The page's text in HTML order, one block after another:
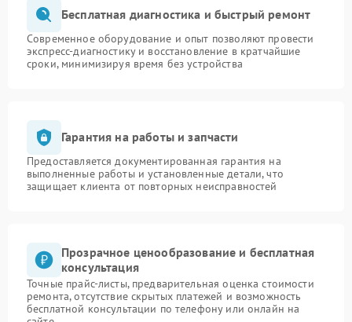
Бесплатная диагностика и быстрый ремонт
Современное оборудование и опыт позволяют провести
экспресс-диагностику и восстановление в кратчайшие
сроки, минимизируя время без устройства
Гарантия на работы и запчасти
Предоставляется документированная гарантия на
выполненные работы и установленные детали, что
защищает клиента от повторных неисправностей
Прозрачное ценообразование и бесплатная
консультация
Точные прайс-листы, предварительная оценка стоимости
ремонта, отсутствие скрытых платежей и возможность
бесплатной консультации по телефону или онлайн на